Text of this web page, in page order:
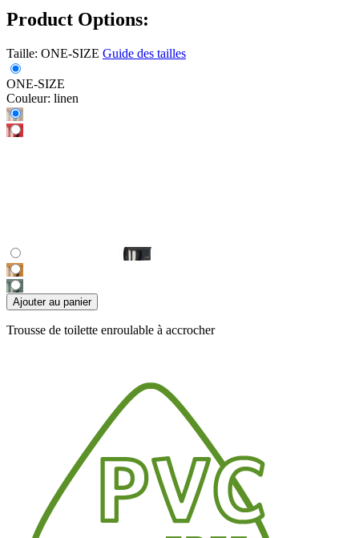
Product Options:
Taille: ONE-SIZE Guide des tailles
ONE-SIZE
Couleur: linen
Ajouter au panier
Trousse de toilette enroulable à accrocher